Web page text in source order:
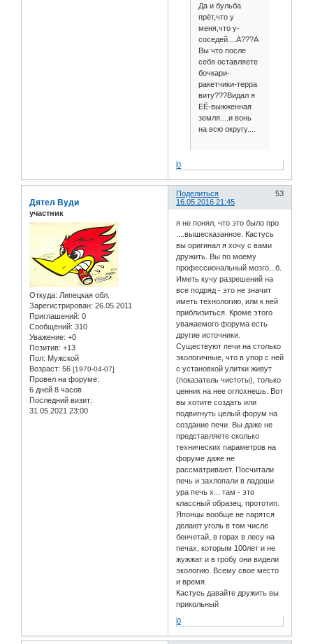
Да и бульба
прёт,что у
меня,что у-
соседей....А???А
Вы что после
себя оставляете
бочкари-
ракетчики-терра
виту???Видал я
ЕЁ-выжженная
земля....и вонь
на всю округу....
0
Поделиться
53
16.05.2016 21:45
Дятел Вуди
участник
Откуда: Липецкая обл.
Зарегистрирован: 26.05.2011
Приглашений: 0
Сообщений: 310
Уважение: +0
Позитив: +13
Пол: Мужской
Возраст: 56 [1970-04-07]
Провел на форуме:
6 дней 8 часов
Последний визит:
31.05.2021 23:00
я не понял, что это было про
....вышесказанное. Кастусь
вы оригинал я хочу с вами
дружить. Вы по моему
профессиональный мозго...б.
Иметь кучу разрешений на
все подряд - это не значит
иметь технологию, или к ней
приблизиться. Кроме этого
уважаемого форума есть
другие источники.
Существуют печи на столько
экологичные, что в упор с ней
с установкой улитки живут
(показатель чистоты), только
ценник на нее оглохнешь. Вот
вы хотите создать или
подвигнуть целый форум на
создание печи. Вы даже не
представляете сколько
технических параметров на
форуме даже не
рассматривают. Посчитали
печь и захлопали в ладоши
ура печь х... там - это
классный образец, прототип.
Японцы вообще не парятся
делают уголь в том числе
бенчетай, в горах в лесу на
печах, которым 100лет и не
жужжат и в гробу они видели
экологию. Всему свое место
и время.
Кастусь давайте дружить вы
прикольный
0